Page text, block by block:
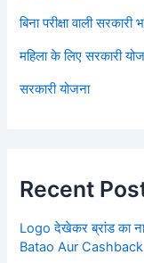
बिना परीक्षा वाली सरकारी
महिला के लिए सरकारी
सरकारी योजना
Recent
Logo देखेकर ब्रांड का
Batao Aur